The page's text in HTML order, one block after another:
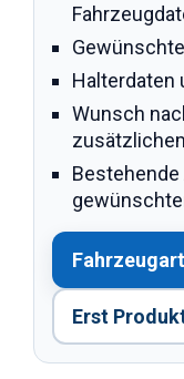
Halterdaten
Wunsch
Erst